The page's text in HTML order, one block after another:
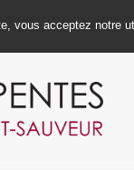
vous acceptez notre